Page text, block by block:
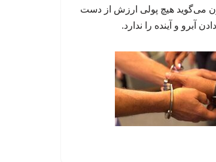
می‌گوید هیچ پولی ارزش از دست
دادن آبرو و آینده را ندارد.